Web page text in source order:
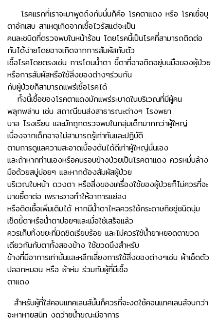
โรคแรกที่เราจะมาพูดถึงกันนั่นก็คือ โรคตาแดง หรือ โรคเยื่อบุ
ตาอักเสบ สาเหตุเกิดจากเชื้อไวรัสแต่จะเป็น
คนละชนิดที่ตรวจพบในหน้าร้อน โดยโรคนี้เป็นโรคที่สามารถติดต่อ
กันได้ง่ายโดยอาจเกิดจากการสัมผัสกับตัว
เชื้อโรคโดยตรงเช่น การโดนน้ำตา ขี้ตาที่อาจติดอยู่บนมือของผู้ป่วย
หรือการสัมผัสหรือใช้สิ่งของต่างๆร่วมกัน
กับผู้ป่วยก็สามารถแพร่เชื้อโรคได้
ทั้งนี้เชื้อของโรคตาแดงมักแพร่ระบาดในบริเวณที่มีผู้คน
พลุกพล่าน เช่น สถาณีขนส่งสาธารณะต่างๆ โรงพยา
บาล โรงเรียน และมักถูกตรวจพบในกลุ่มเด็กมากกว่าผู้ใหญ่
เนื่องจากเด็กอาจไม่สามารถรู้เท่าทันและปฏิบัติ
ตามการดูแลความสะอาดเบื้องต้นได้ดีเท่าผู้ใหญ่นั่นเอง
และถ้าหากท่านเองหรือคนรอบข้างป่วยเป็นโรคตาแดง ควรหมั่นล้าง
มือด้วยสบู่บ่อยๆ และหากต้องสัมผัสผู้ป่วย
บริเวณใบหน้า ดวงตา หรือสิ่งของเครื่องใช้ของผู้ป่วยก็ไม่ควรที่จะ
มาขยี้ตาต่อ เพราะอาจทำให้อาการแย่ลง
หรือติดเชื้อเพิ่มเติมได้ หากมีน้ำตาไหลควรใช้กระดาษทิชชู่ชนิดนุ่ม
เช็ดขี้ตาหรือน้ำตาบ่อยๆและเมื่อใช้เสร็จแล้ว
ควรเก็บทิ้งขยะที่มิดชิดเรียบร้อย และไม่ควรใช้น้ำยาหยอดตาขวด
เดียวกันกับตาทั้งสองข้าง ใช้ขวดนึงสำหรับ
ข้างที่มีอาการเท่านั้นและหลีกเลี่ยงการใช้สิ่งของต่างๆเช่น ผ้าเช็ดตัว
ปลอกหมอน หรือ ผ้าห่ม ร่วมกับผู้ที่มีเชื้อ
ตาแดง
สำหรับผู้ที่ใส่คอนแทคเลนส์นั้นก็ควรที่จะงดใช้คอนแทคเลนส์จนกว่า
จะหาหายสนิท งดว่ายน้ำขณะมีอาการ